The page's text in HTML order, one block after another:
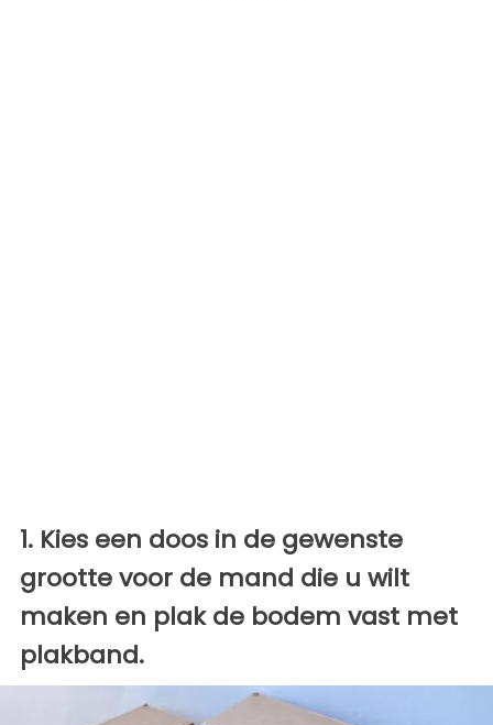
1. Kies een doos in de gewenste
grootte voor de mand die u wilt
maken en plak de bodem vast met
plakband.